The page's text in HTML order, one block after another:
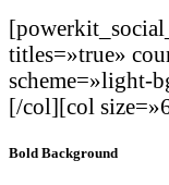
titles=»true»
scheme=»light-
[/col][col
Bold Background